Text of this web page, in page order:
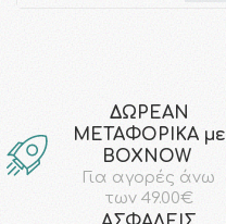
ΔΩΡΕΑΝ
ΜΕΤΑΦΟΡΙΚΑ με
ΒΟΧΝΟW
Για αγορές άνω
των 49.00€